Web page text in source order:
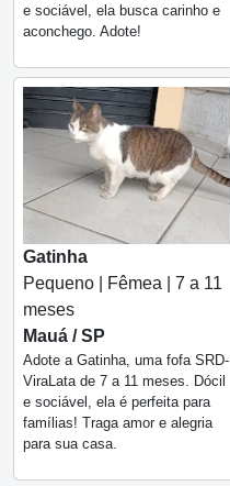
e sociável, ela busca carinho e
aconchego. Adote!
Gatinha
Pequeno | Fêmea | 7 a 11
meses
Mauá / SP
Adote a Gatinha, uma fofa SRD-
ViraLata de 7 a 11 meses. Dócil
e sociável, ela é perfeita para
famílias! Traga amor e alegria
para sua casa.